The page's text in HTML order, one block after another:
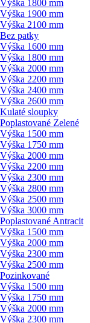
Výška 1800 mm
Výška 1900 mm
Výška 2100 mm
Bez patky
Výška 1600 mm
Výška 1800 mm
Výška 2000 mm
Výška 2200 mm
Výška 2400 mm
Výška 2600 mm
Kulaté sloupky
Poplastované Zelené
Výška 1500 mm
Výška 1750 mm
Výška 2000 mm
Výška 2200 mm
Výška 2300 mm
Výška 2800 mm
Výška 2500 mm
Výška 3000 mm
Poplastované Antracit
Výška 1500 mm
Výška 2000 mm
Výška 2300 mm
Výška 2500 mm
Pozinkované
Výška 1500 mm
Výška 1750 mm
Výška 2000 mm
Výška 2300 mm